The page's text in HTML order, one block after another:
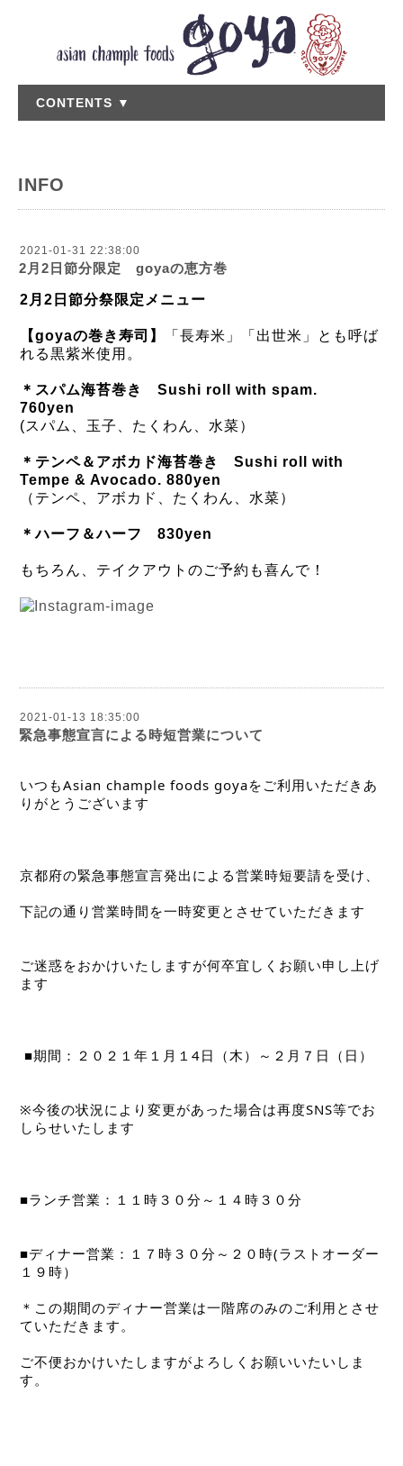
CONTENTS ▼
INFO
2021-01-31 22:38:00
2月2日節分限定 goyaの恵方巻
2月2日節分祭限定メニュー
【goyaの巻き寿司】
「長寿米」「出世米」とも呼ば
れる黒紫米使用。
＊スパム海苔巻き
Sushi roll with spam.
760yen
(スパム、玉子、たくわん、水菜）
＊テンペ＆アボカド海苔巻き Sushi roll with
Tempe & Avocado. 880yen
（テンペ、アボカド、たくわん、水菜）
＊ハーフ＆ハーフ 830yen
もちろん、テイクアウトのご予約も喜んで！
2021-01-13 18:35:00
緊急事態宣言による時短営業について
いつもAsian chample foods goyaをご利用いただきあ
りがとうございます
京都府の緊急事態宣言発出による営業時短要請を受け、
下記の通り営業時間を一時変更とさせていただきます
ご迷惑をおかけいたしますが何卒宜しくお願い申し上げ
ます
■期間：２０２１年１月１4日（木）～２月７日（日）
※今後の状況により変更があった場合は再度SNS等でお
しらせいたします
■ランチ営業：１１時３０分～１４時３０分
■ディナー営業：１７時３０分～２０時(ラストオーダー
１９時）
＊この期間のディナー営業は一階席のみのご利用とさせ
ていただきます。
ご不便おかけいたしますがよろしくお願いいたいしま
す。